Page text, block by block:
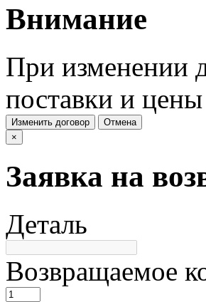
Внимание
При изменении
поставки и цены
Изменить договор
Отмена
×
Заявка на
Деталь
Возвращаемое